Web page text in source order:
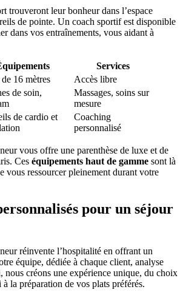
trouveront leur bonheur dans l’espace
de pointe. Un coach sportif est disponible
dans vos entraînements, vous aidant à
Services
16 mètres
Accès libre
de soin,
Massages, soins sur
mesure
de cardio et
Coaching
personnalisé
vous offre une parenthèse de luxe et de
Ces équipements haut de gamme sont là
vous ressourcer pleinement durant votre
pour un séjour
réinvente l’hospitalité en offrant un
équipe, dédiée à chaque client, analyse
nous créons une expérience unique, du choix
la préparation de vos plats préférés.